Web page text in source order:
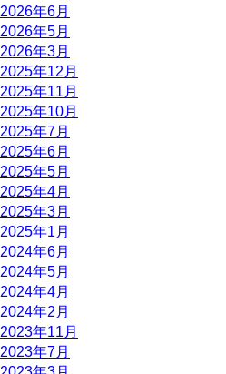
2026年6月
2026年5月
2026年3月
2025年12月
2025年11月
2025年10月
2025年7月
2025年6月
2025年5月
2025年4月
2025年3月
2025年1月
2024年6月
2024年5月
2024年4月
2024年2月
2023年11月
2023年7月